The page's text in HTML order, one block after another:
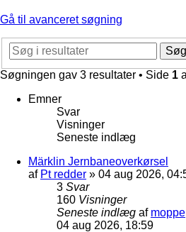
Gå til avanceret søgning
Søg
Søgningen gav 3 resultater • Side 1
Emner
Svar
Visninger
Seneste indlæg
Märklin Jernbaneoverkørsel
af Pt redder » 04 aug 2026,
3 Svar
160 Visninger
Seneste indlæg af moppe
04 aug 2026, 18:59